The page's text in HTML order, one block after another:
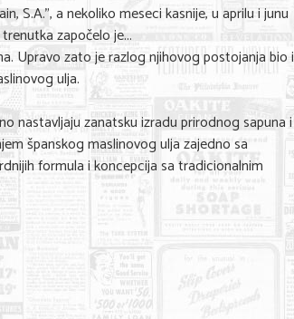
S.A.", a nekoliko meseci kasnije, u aprilu i junu
započelo je...
Upravo zato je razlog njihovog postojanja bio i
ulja.
nastavljaju zanatsku izradu prirodnog sapuna i
španskog maslinovog ulja zajedno sa
formula i koncepcija sa tradicionalnim